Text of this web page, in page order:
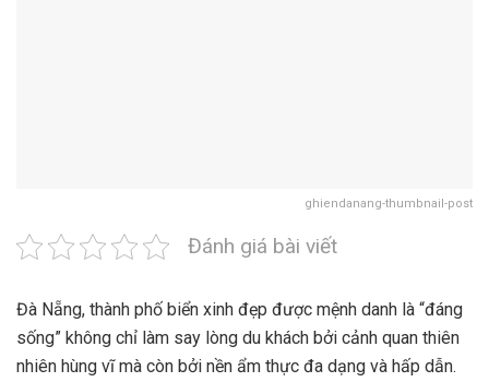
ghiendanang-thumbnail-post
Đánh giá bài viết
Đà Nẵng, thành phố biển xinh đẹp được mệnh danh là “đáng
sống” không chỉ làm say lòng du khách bởi cảnh quan thiên
nhiên hùng vĩ mà còn bởi nền ẩm thực đa dạng và hấp dẫn.